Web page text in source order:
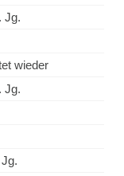
Jg.
wieder
Jg.